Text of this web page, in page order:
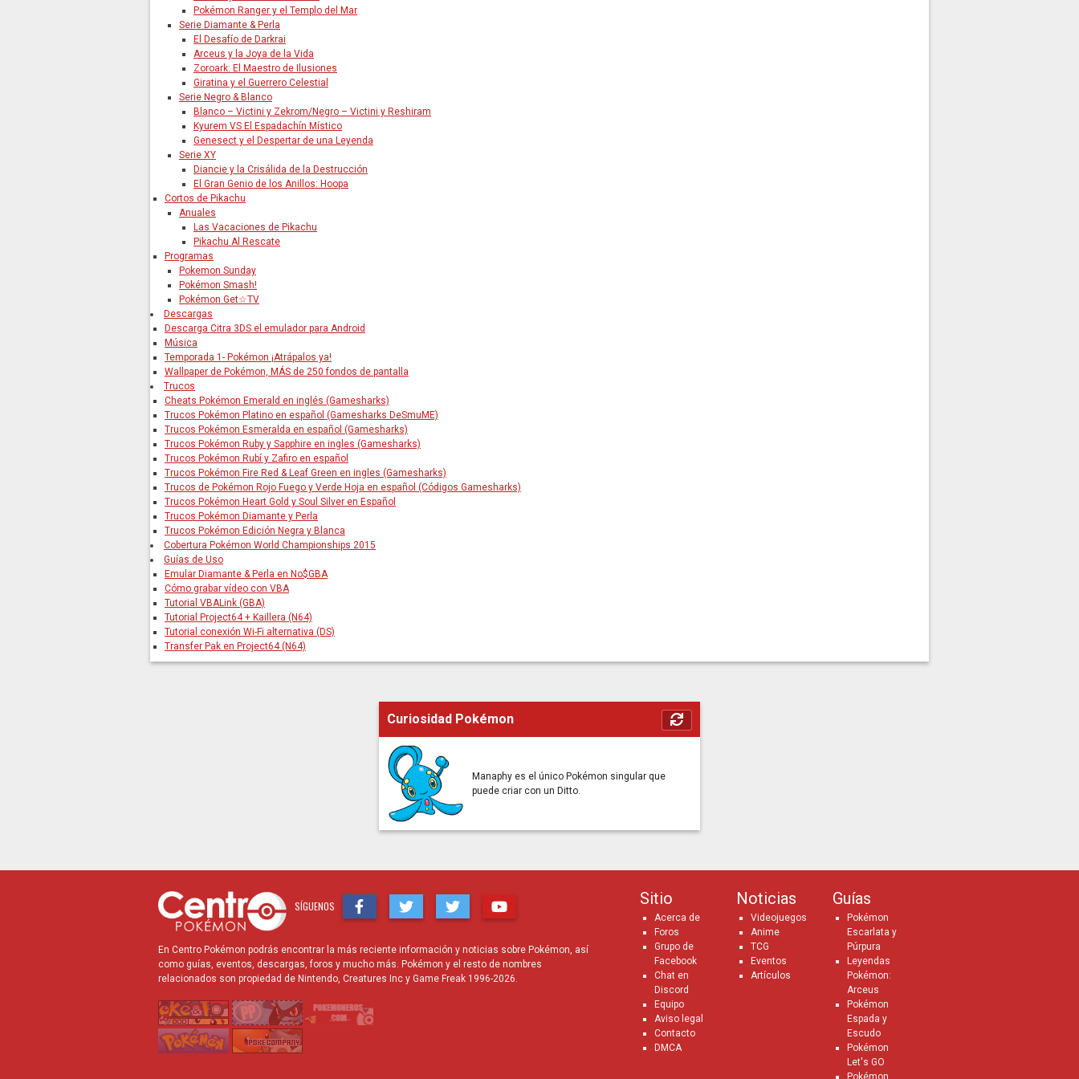
Pokémon Ranger y el Templo del Mar
Serie Diamante & Perla
El Desafío de Darkrai
Arceus y la Joya de la Vida
Zoroark: El Maestro de Ilusiones
Giratina y el Guerrero Celestial
Serie Negro & Blanco
Blanco – Victini y Zekrom/Negro – Victini y Reshiram
Kyurem VS El Espadachín Místico
Genesect y el Despertar de una Leyenda
Serie XY
Diancie y la Crisálida de la Destrucción
El Gran Genio de los Anillos: Hoopa
Cortos de Pikachu
Anuales
Las Vacaciones de Pikachu
Pikachu Al Rescate
Programas
Pokemon Sunday
Pokémon Smash!
Pokémon Get☆TV
Descargas
Descarga Citra 3DS el emulador para Android
Música
Temporada 1- Pokémon ¡Atrápalos ya!
Wallpaper de Pokémon, MÁS de 250 fondos de pantalla
Trucos
Cheats Pokémon Emerald en inglés (Gamesharks)
Trucos Pokémon Platino en español (Gamesharks DeSmuME)
Trucos Pokémon Esmeralda en español (Gamesharks)
Trucos Pokémon Ruby y Sapphire en ingles (Gamesharks)
Trucos Pokémon Rubí y Zafiro en español
Trucos Pokémon Fire Red & Leaf Green en ingles (Gamesharks)
Trucos de Pokémon Rojo Fuego y Verde Hoja en español (Códigos Gamesharks)
Trucos Pokémon Heart Gold y Soul Silver en Español
Trucos Pokémon Diamante y Perla
Trucos Pokémon Edición Negra y Blanca
Cobertura Pokémon World Championships 2015
Guías de Uso
Emular Diamante & Perla en No$GBA
Cómo grabar vídeo con VBA
Tutorial VBALink (GBA)
Tutorial Project64 + Kaillera (N64)
Tutorial conexión Wi-Fi alternativa (DS)
Transfer Pak en Project64 (N64)
Curiosidad Pokémon
Manaphy es el único Pokémon singular que
puede criar con un Ditto.
SÍGUENOS
En Centro Pokémon podrás encontrar la más reciente información y noticias sobre Pokémon, así
como guías, eventos, descargas, foros y mucho más. Pokémon y el resto de nombres
relacionados son propiedad de Nintendo, Creatures Inc y Game Freak 1996-2026.
Sitio
Acerca de
Foros
Grupo de
Facebook
Chat en
Discord
Equipo
Aviso legal
Contacto
DMCA
Noticias
Videojuegos
Anime
TCG
Eventos
Artículos
Guías
Pokémon
Escarlata y
Púrpura
Leyendas
Pokémon:
Arceus
Pokémon
Espada y
Escudo
Pokémon
Let's GO
Pokémon